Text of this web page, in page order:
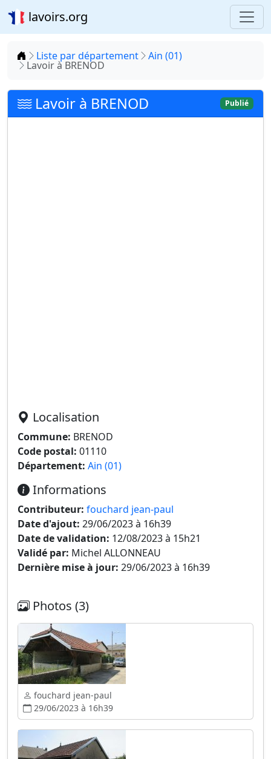
lavoirs.org
Accueil
Liste par département Ain (01)
Lavoir à BRENOD
Lavoir à BRENOD Publié
Localisation
Commune: BRENOD
Code postal: 01110
Département: Ain (01)
Informations
Contributeur: fouchard jean-paul
Date d'ajout: 29/06/2023 à 16h39
Date de validation: 12/08/2023 à 15h21
Validé par: Michel ALLONNEAU
Dernière mise à jour: 29/06/2023 à 16h39
Photos (3)
fouchard jean-paul
29/06/2023 à 16h39